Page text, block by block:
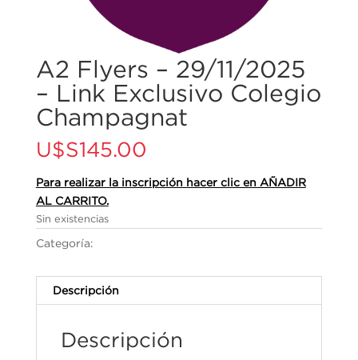
A2 Flyers – 29/11/2025
– Link Exclusivo Colegio
Champagnat
U$S145.00
Para realizar la inscripción hacer clic en AÑADIR
AL CARRITO.
Sin existencias
Categoría:
Descripción
Descripción